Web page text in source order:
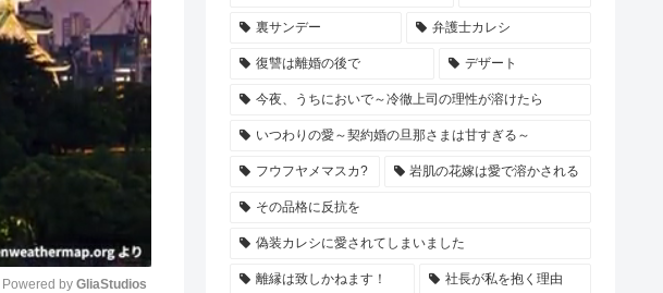
Powered by GliaStudios
裏サンデー 弁護士カレシ
復讐は離婚の後で デザート
今夜、うちにおいで～冷徹上司の理性が溶けたら
いつわりの愛～契約婚の旦那さまは甘すぎる～
フウフヤメマスカ? 岩肌の花嫁は愛で溶かされる
その品格に反抗を
偽装カレシに愛されてしまいました
離縁は致しかねます！ 社長が私を抱く理由